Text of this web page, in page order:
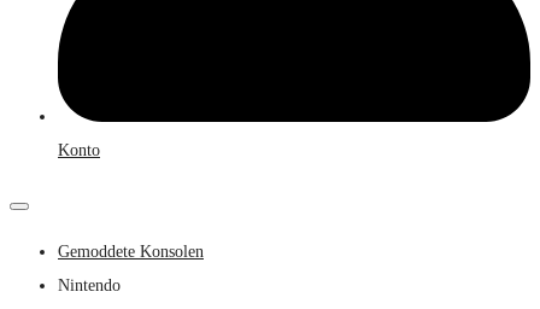
Konto
Gemoddete Konsolen
Nintendo